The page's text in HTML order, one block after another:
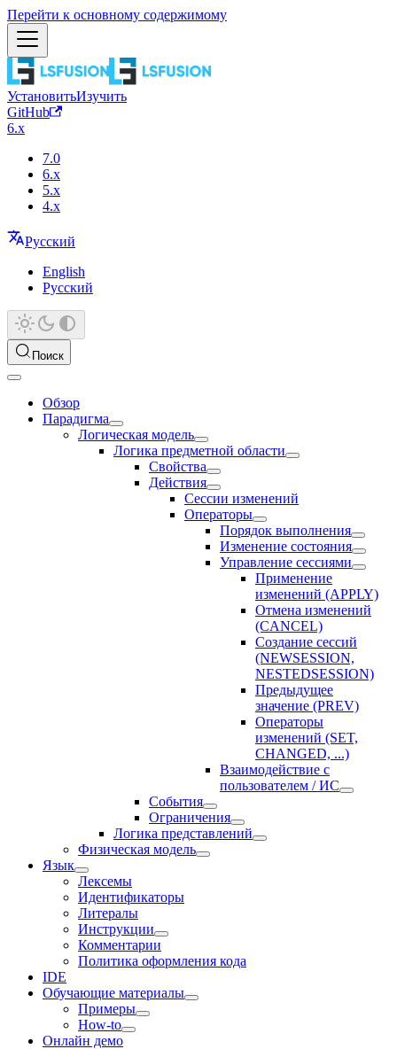
Перейти к основному содержимому
УстановитьИзучить
GitHub
6.x
7.0
6.x
5.x
4.x
Русский
English
Русский
Поиск
Обзор
Парадигма
Логическая модель
Логика предметной области
Свойства
Действия
Сессии изменений
Оператоpы
Порядок выполнения
Изменение состояния
Управление сессиями
Применение
изменений (APPLY)
Отмена изменений
(CANCEL)
Создание сессий
(NEWSESSION,
NESTEDSESSION)
Предыдущее
значение (PREV)
Операторы
изменений (SET,
CHANGED, ...)
Взаимодействие с
пользователем / ИС
События
Ограничения
Логика представлений
Физическая модель
Язык
Лексемы
Идентификаторы
Литералы
Инструкции
Комментарии
Политика оформления кода
IDE
Обучающие материалы
Примеры
How-to
Онлайн демо